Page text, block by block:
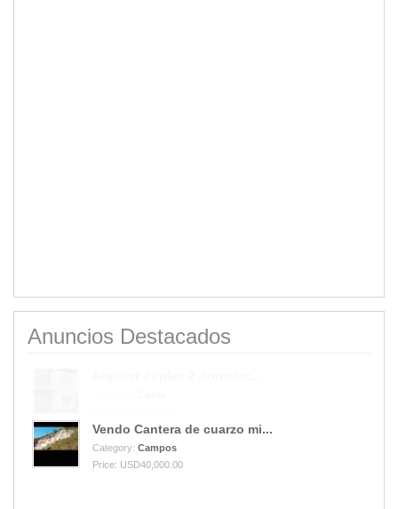
Anuncios Destacados
Vendo Cantera de cuarzo mi...
Category: Campos
Price: USD40,000.00